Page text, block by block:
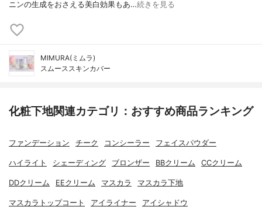
ニンの生成をおさえる美白効果もあ…続きを見る
MIMURA(ミムラ)
スムーススキンカバー
化粧下地関連カテゴリ：おすすめ商品ランキング
ファンデーション チーク コンシーラー フェイスパウダー
ハイライト シェーディング ブロンザー BBクリーム CCクリーム
DDクリーム EEクリーム マスカラ マスカラ下地
マスカラトップコート アイライナー アイシャドウ